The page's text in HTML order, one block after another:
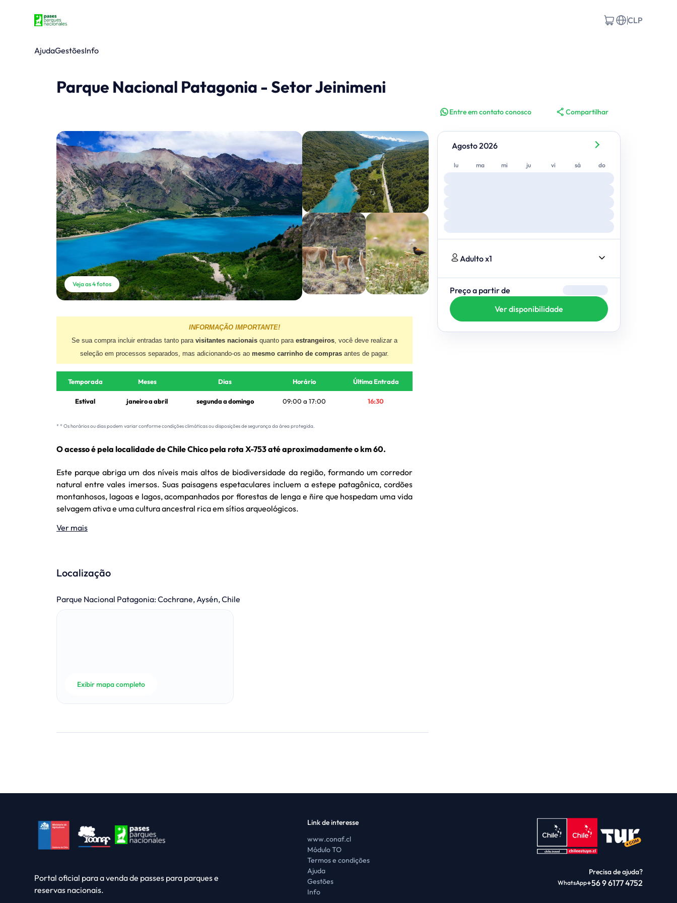
CLP
AjudaGestõesInfo
Parque Nacional Patagonia - Setor Jeinimeni
Entre em contato conosco Compartilhar
Veja as 4 fotos
INFORMAÇÃO IMPORTANTE!
Se sua compra incluir entradas tanto paravisitantes nacionais quanto paraestrangeiros, você deve realizar a
seleção em processos separados, mas adicionando-os aomesmo carrinho de compras antes de pagar.
Temporada Meses Dias Horário Última Entrada
Estival janeiro a abril segunda a domingo 09:00 a 17:00 16:30
* * Os horários ou dias podem variar conforme condições climáticas ou disposições de segurança da área protegida.
O acesso é pela localidade de Chile Chico pela rota X-753 até aproximadamente o km 60.
Este parque abriga um dos níveis mais altos de biodiversidade da região, formando um corredor
natural entre vales imersos. Suas paisagens espetaculares incluem a estepe patagônica, cordões
montanhosos, lagoas e lagos, acompanhados por florestas de lenga e ñire que hospedam uma vida
selvagem ativa e uma cultura ancestral rica em sítios arqueológicos.
Ver mais
Localização
Parque Nacional Patagonia:Cochrane, Aysén, Chile
Exibir mapa completo
Agosto 2026
lunes
lu martes
ma miércoles
mi jueves
ju viernes
vi sábado
sá domingo
do
Adulto x1
Preço a partir de
Ver disponibilidade
Portal oficial para a venda de passes para parques e
reservas nacionais.
Link de interesse
www.conaf.cl
Módulo TO
Termos e condições
Ajuda
Gestões
Info
Precisa de ajuda?
WhatsApp+56 9 6177 4752